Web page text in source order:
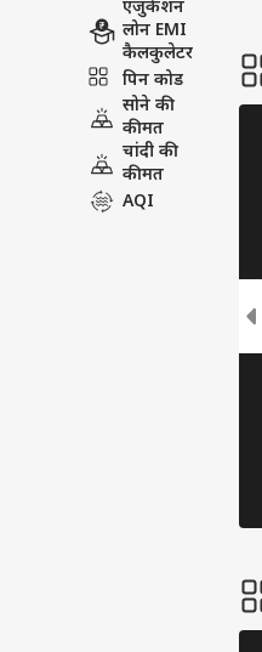
एजुकेशन
लोन EMI
कैलकुलेटर
पिन कोड
सोने की
कीमत
चांदी की
कीमत
AQI